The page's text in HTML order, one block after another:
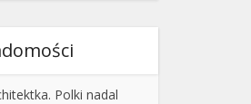
Polki nadal